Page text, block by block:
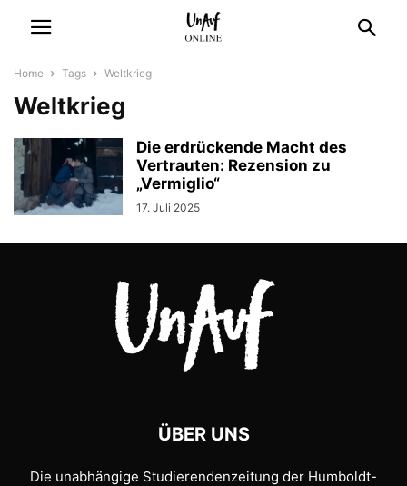
Home Tags Weltkrieg
Weltkrieg
Die erdrückende Macht des
Vertrauten: Rezension zu
„Vermiglio“
17. Juli 2025
ÜBER UNS
Die unabhängige Studierendenzeitung der Humboldt-